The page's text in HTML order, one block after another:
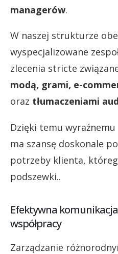
managerów.
W naszej strukturze
wyspecjalizowane
zlecenia stricte
modą, grami, e-
oraz tłumaczeniami
Dzięki temu wyraźnemu
ma szansę doskonale
potrzeby klienta,
podszewki..
Efektywna
współpracy
Zarządzanie